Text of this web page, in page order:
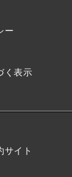
ー
く表示
サイト